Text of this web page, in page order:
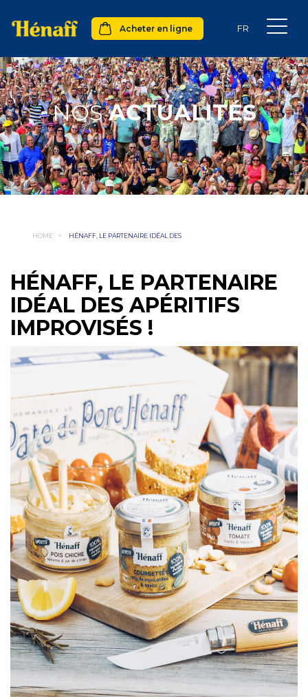
Acheter en ligne
NOSACTUALITÉS
HOME > HÉNAFF, LE PARTENAIRE IDÉAL DES
HÉNAFF, LE PARTENAIRE
IDÉAL DES APÉRITIFS
IMPROVISÉS !